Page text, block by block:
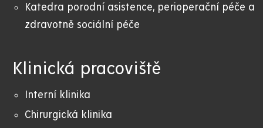
Katedra porodní asistence, perioperační péče a
zdravotně sociální péče
Klinická pracoviště
Interní klinika
Chirurgická klinika